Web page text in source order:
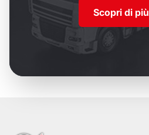
Scopri di più